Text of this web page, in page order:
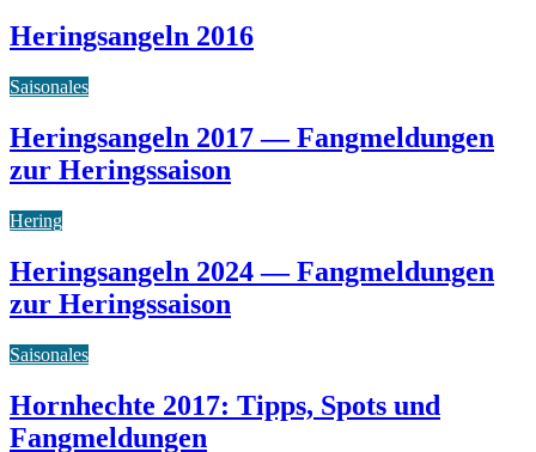
Heringsangeln 2016
Saisonales
Heringsangeln 2017 — Fangmeldungen
zur Heringssaison
Hering
Heringsangeln 2024 — Fangmeldungen
zur Heringssaison
Saisonales
Hornhechte 2017: Tipps, Spots und
Fangmeldungen